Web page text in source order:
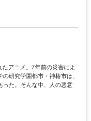
アニメ。7年前の災害によ
研究学園都市・神椿市は、
った。そんな中、人の悪意